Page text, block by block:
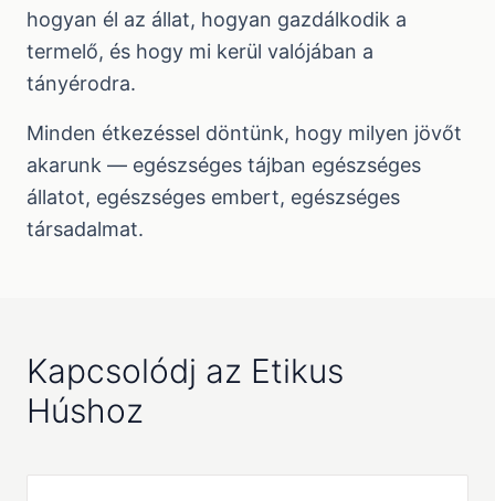
hogyan él az állat, hogyan gazdálkodik a
termelő, és hogy mi kerül valójában a
tányérodra.
Minden étkezéssel döntünk, hogy milyen jövőt
akarunk — egészséges tájban egészséges
állatot, egészséges embert, egészséges
társadalmat.
Kapcsolódj az Etikus
Húshoz